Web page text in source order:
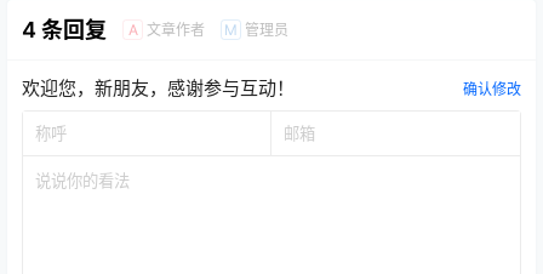
4 条回复 A 文章作者 M 管理员
欢迎您，新朋友，感谢参与互动！ 确认修改